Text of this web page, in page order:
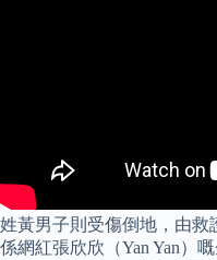
姓黃男子則受傷倒地，由
係網紅張欣欣（Yan Yan）